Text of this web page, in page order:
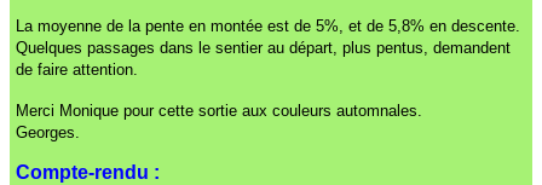
La moyenne de la pente en montée est de 5%, et de 5,8% en descente.
Quelques passages dans le sentier au départ, plus pentus, demandent
de faire attention.
Merci Monique pour cette sortie aux couleurs automnales.
Georges.
Compte-rendu :